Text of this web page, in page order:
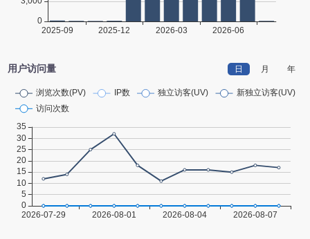
用户访问量 日 月 年